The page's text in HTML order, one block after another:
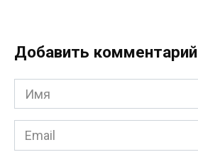
Добавить комментарий
Имя
*
Email
*